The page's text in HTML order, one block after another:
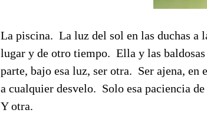
La piscina. La luz del sol en las duchas a
lugar y de otro tiempo. Ella y las
parte, bajo esa luz, ser otra. Ser ajena,
a cualquier desvelo. Solo esa paciencia
Y otra.